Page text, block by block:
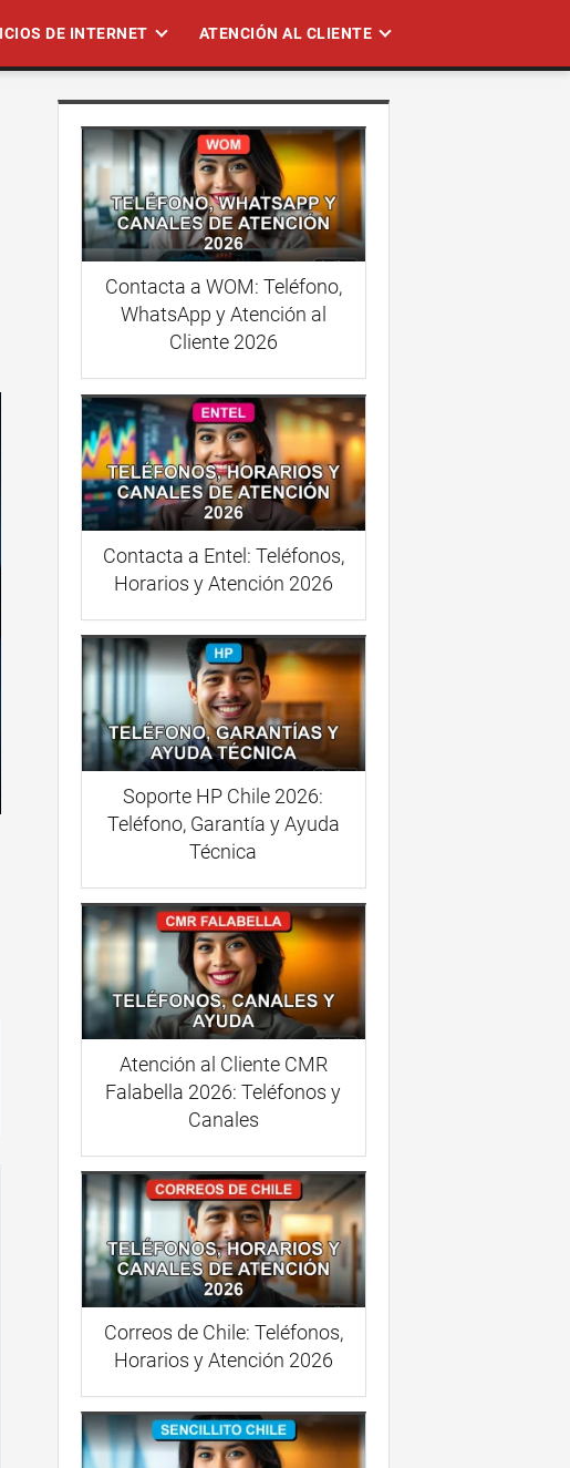
DE INTERNET ATENCIÓN AL CLIENTE
Contacta a WOM: Teléfono,
WhatsApp y Atención al
Cliente 2026
Contacta a Entel: Teléfonos,
Horarios y Atención 2026
Soporte HP Chile 2026:
Teléfono, Garantía y Ayuda
Técnica
Atención al Cliente CMR
Falabella 2026: Teléfonos y
Canales
Correos de Chile: Teléfonos,
Horarios y Atención 2026